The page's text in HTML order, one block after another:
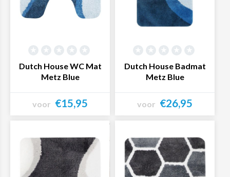
Dutch House WC Mat
Metz Blue
voor €15,95
Dutch House Badmat
Metz Blue
voor €26,95